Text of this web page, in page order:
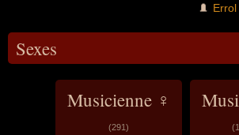
Sexes
Musicienne ♀
(291)